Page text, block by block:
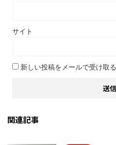
サイト
新しい投稿をメールで受け取る
関連記事